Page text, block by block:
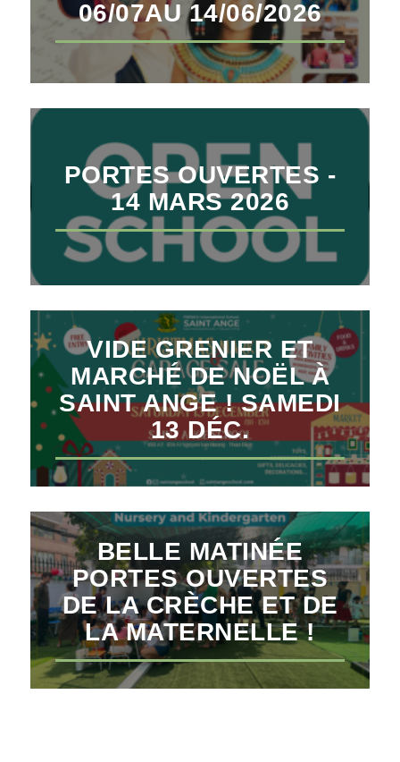
06/07AU 14/06/2026
PORTES OUVERTES -
14 MARS 2026
VIDE GRENIER ET
MARCHÉ DE NOËL À
SAINT ANGE ! SAMEDI
13 DÉC.
BELLE MATINÉE
PORTES OUVERTES
DE LA CRÈCHE ET DE
LA MATERNELLE !